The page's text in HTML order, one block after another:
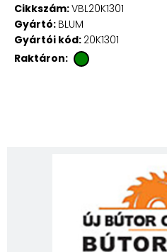
Cikkszám:VBL20K1301
Gyártó: BLUM
Gyártói kód: 20K1301
Raktáron: